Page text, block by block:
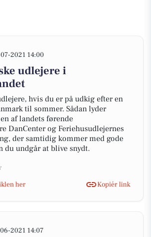
2021 14:00
udlejere i
hvis du er på udkig efter en
til sommer. Sådan lyder
af landets førende
DanCenter og Feriehusudlejernes
der samtidig kommer med gode
du undgår at blive snydt.
her
Kopiér link
2021 14:07